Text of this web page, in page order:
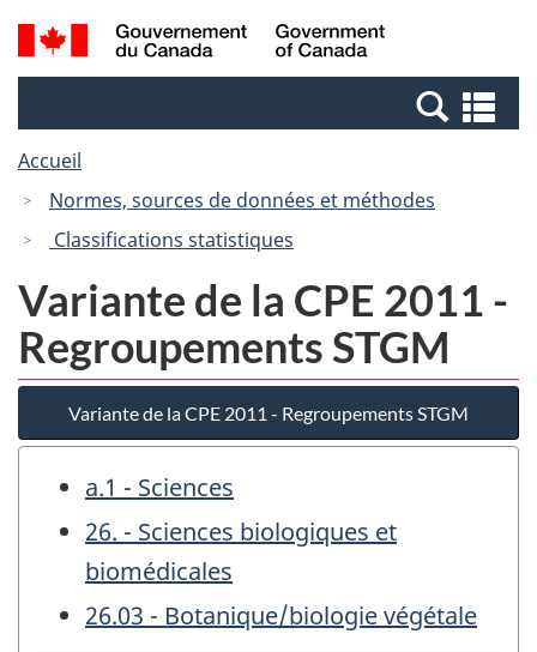
Passer
au
Passer
à
Canada
Recherche
et
et
Accueil
Normes, sources de données et méthodes
Classifications statistiques
Variante de la CPE 2011 -
Regroupements STGM
Variante de la CPE 2011 - Regroupements STGM
a.1 - Sciences
26. - Sciences biologiques et
biomédicales
26.03 - Botanique/biologie végétale